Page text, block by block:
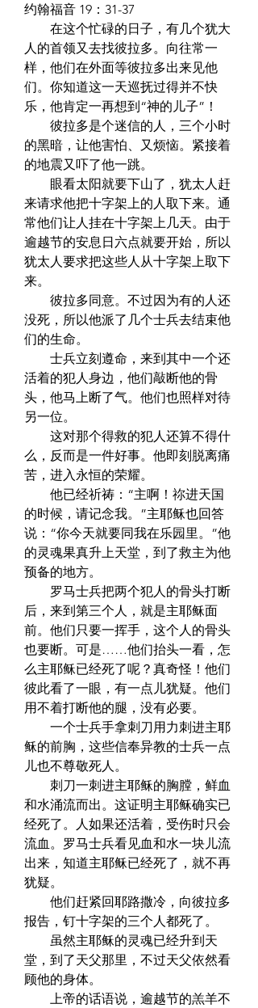
约翰福音 19：31-37
在这个忙碌的日子，有几个犹大
人的首领又去找彼拉多。向往常一
样，他们在外面等彼拉多出来见他
们。你知道这一天巡抚过得并不快
乐，他肯定一再想到“神的儿子”！
彼拉多是个迷信的人，三个小时
的黑暗，让他害怕、又烦恼。紧接着
的地震又吓了他一跳。
眼看太阳就要下山了，犹太人赶
来请求他把十字架上的人取下来。通
常他们让人挂在十字架上几天。由于
逾越节的安息日六点就要开始，所以
犹太人要求把这些人从十字架上取下
来。
彼拉多同意。不过因为有的人还
没死，所以他派了几个士兵去结束他
们的生命。
士兵立刻遵命，来到其中一个还
活着的犯人身边，他们敲断他的骨
头，他马上断了气。他们也照样对待
另一位。
这对那个得救的犯人还算不得什
么，反而是一件好事。他即刻脱离痛
苦，进入永恒的荣耀。
他已经祈祷：“主啊！祢进天国
的时候，请记念我。”主耶稣也回答
说：“你今天就要同我在乐园里。”他
的灵魂果真升上天堂，到了救主为他
预备的地方。
罗马士兵把两个犯人的骨头打断
后，来到第三个人，就是主耶稣面
前。他们只要一挥手，这个人的骨头
也要断。可是……他们抬头一看，怎
么主耶稣已经死了呢？真奇怪！他们
彼此看了一眼，有一点儿犹疑。他们
用不着打断他的腿，没有必要。
一个士兵手拿刺刀用力刺进主耶
稣的前胸，这些信奉异教的士兵一点
儿也不尊敬死人。
刺刀一刺进主耶稣的胸膛，鲜血
和水涌流而出。这证明主耶稣确实已
经死了。人如果还活着，受伤时只会
流血。罗马士兵看见血和水一块儿流
出来，知道主耶稣已经死了，就不再
犹疑。
他们赶紧回耶路撒冷，向彼拉多
报告，钉十字架的三个人都死了。
虽然主耶稣的灵魂已经升到天
堂，到了天父那里，不过天父依然看
顾他的身体。
上帝的话语说，逾越节的羔羊不